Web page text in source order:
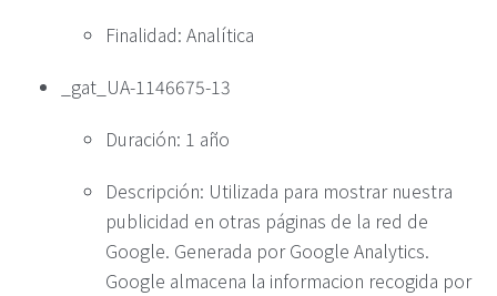
Finalidad: Analítica
_gat_UA-1146675-13
Duración: 1 año
Descripción: Utilizada para mostrar nuestra
publicidad en otras páginas de la red de
Google. Generada por Google Analytics.
Google almacena la informacion recogida por